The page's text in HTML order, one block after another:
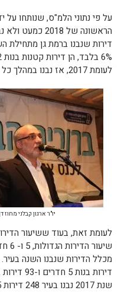
על פי נתוני הלמ"ס, שנותחו על
לעומת 2017, אז נבנו במהלך כל השנה 411 דירות קטנות.
יו"ר ארגון קבלני
לעומת זאת, בעוד ששיעור
שנת 2017 נבנו בעיר 248 דירות 5 חדרים ו-117 דירות 6 חדרים.